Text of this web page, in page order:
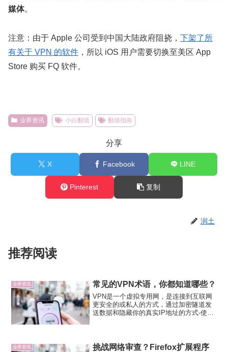
媒体。
注意：由于 Apple 公司受到中国大陆政府阻挠， 下架了所
有关于 VPN 的软件 ，所以 iOS 用户需要切换至美区 App
Store 购买 FQ 软件。
业界资讯 小白翻墙 翻墙指南
分享
X Facebook LINE
Pinterest 复制
润土
推荐阅读
业界资讯 常见的VPN术语，你都知道哪些？
VPN是一个虚拟专用网，是连接到互联网
更安全的或私人的方式，通过加密隧道发
送数据和隐藏你的真实IP地址的方式-使其
大多数VPN均用...
业界资讯
挑战网络审查？Firefox扩展程序